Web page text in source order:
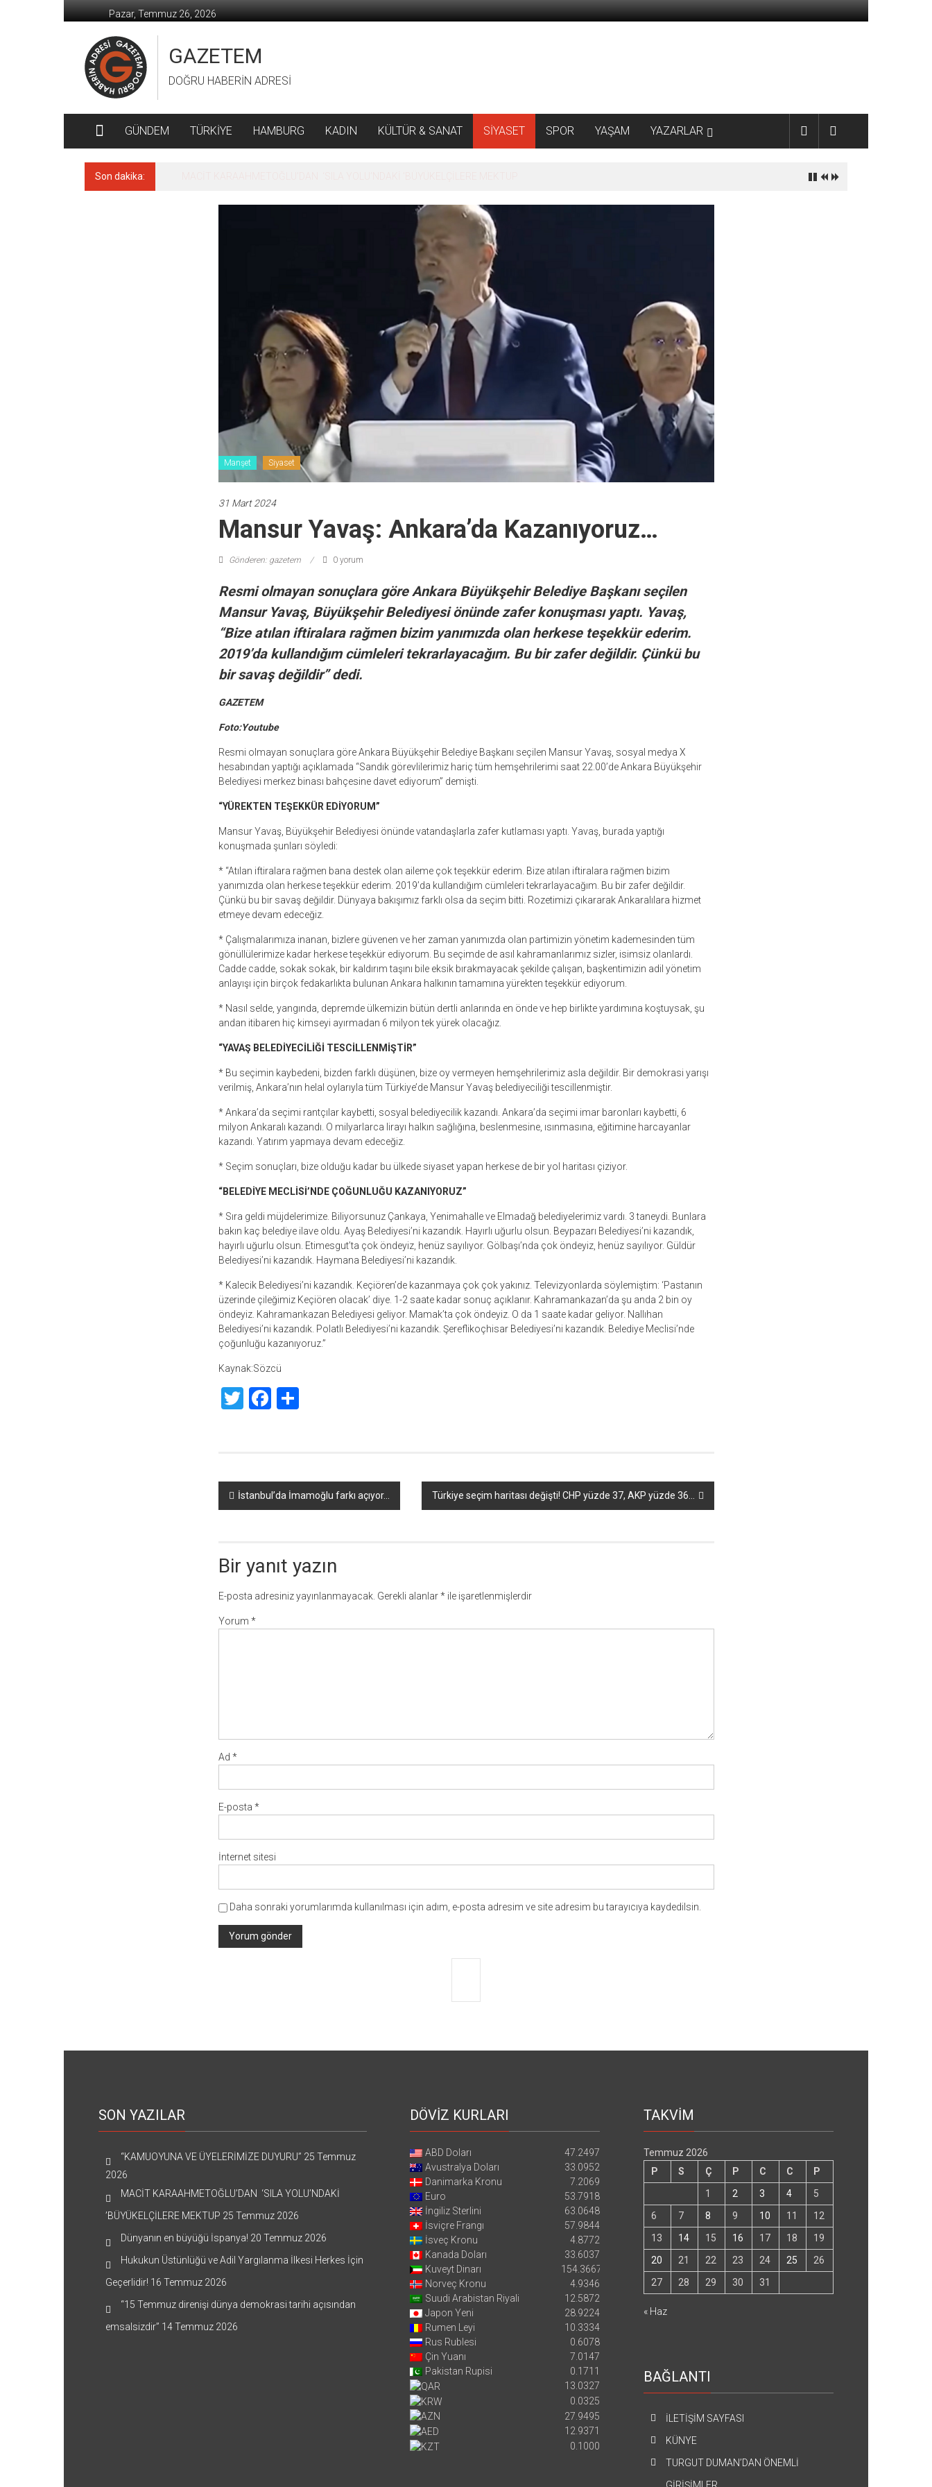
geç
Pazar, Temmuz 26, 2026
GAZETEM
DOĞRU HABERİN ADRESİ
GÜNDEM TÜRKİYE HAMBURG KADIN KÜLTÜR & SANAT SİYASET SPOR YAŞAM YAZARLAR
Son dakika:
Manşet Siyaset
31 Mart 2024
Mansur Yavaş: Ankara’da Kazanıyoruz…
Gönderen: gazetem 0 yorum
Resmi olmayan sonuçlara göre Ankara Büyükşehir Belediye Başkanı seçilen
Mansur Yavaş, Büyükşehir Belediyesi önünde zafer konuşması yaptı. Yavaş,
“Bize atılan iftiralara rağmen bizim yanımızda olan herkese teşekkür ederim.
2019’da kullandığım cümleleri tekrarlayacağım. Bu bir zafer değildir. Çünkü bu
bir savaş değildir” dedi.
GAZETEM
Foto:Youtube
Resmi olmayan sonuçlara göre Ankara Büyükşehir Belediye Başkanı seçilen Mansur Yavaş, sosyal medya X
hesabından yaptığı açıklamada “Sandık görevlilerimiz hariç tüm hemşehrilerimi saat 22.00’de Ankara Büyükşehir
Belediyesi merkez binası bahçesine davet ediyorum” demişti.
“YÜREKTEN TEŞEKKÜR EDİYORUM”
Mansur Yavaş, Büyükşehir Belediyesi önünde vatandaşlarla zafer kutlaması yaptı. Yavaş, burada yaptığı
konuşmada şunları söyledi:
* “Atılan iftiralara rağmen bana destek olan aileme çok teşekkür ederim. Bize atılan iftiralara rağmen bizim
yanımızda olan herkese teşekkür ederim. 2019’da kullandığım cümleleri tekrarlayacağım. Bu bir zafer değildir.
Çünkü bu bir savaş değildir. Dünyaya bakışımız farklı olsa da seçim bitti. Rozetimizi çıkararak Ankaralılara hizmet
etmeye devam edeceğiz.
* Çalışmalarımıza inanan, bizlere güvenen ve her zaman yanımızda olan partimizin yönetim kademesinden tüm
gönüllülerimize kadar herkese teşekkür ediyorum. Bu seçimde de asıl kahramanlarımız sizler, isimsiz olanlardı.
Cadde cadde, sokak sokak, bir kaldırım taşını bile eksik bırakmayacak şekilde çalışan, başkentimizin adil yönetim
anlayışı için birçok fedakarlıkta bulunan Ankara halkının tamamına yürekten teşekkür ediyorum.
* Nasıl selde, yangında, depremde ülkemizin bütün dertli anlarında en önde ve hep birlikte yardımına koştuysak, şu
andan itibaren hiç kimseyi ayırmadan 6 milyon tek yürek olacağız.
“YAVAŞ BELEDİYECİLİĞİ TESCİLLENMİŞTİR”
* Bu seçimin kaybedeni, bizden farklı düşünen, bize oy vermeyen hemşehrilerimiz asla değildir. Bir demokrasi yarışı
verilmiş, Ankara’nın helal oylarıyla tüm Türkiye’de Mansur Yavaş belediyeciliği tescillenmiştir.
* Ankara’da seçimi rantçılar kaybetti, sosyal belediyecilik kazandı. Ankara’da seçimi imar baronları kaybetti, 6
milyon Ankaralı kazandı. O milyarlarca lirayı halkın sağlığına, beslenmesine, ısınmasına, eğitimine harcayanlar
kazandı. Yatırım yapmaya devam edeceğiz.
* Seçim sonuçları, bize olduğu kadar bu ülkede siyaset yapan herkese de bir yol haritası çiziyor.
“BELEDİYE MECLİSİ’NDE ÇOĞUNLUĞU KAZANIYORUZ”
* Sıra geldi müjdelerimize. Biliyorsunuz Çankaya, Yenimahalle ve Elmadağ belediyelerimiz vardı. 3 taneydi. Bunlara
bakın kaç belediye ilave oldu. Ayaş Belediyesi’ni kazandık. Hayırlı uğurlu olsun. Beypazarı Belediyesi’ni kazandık,
hayırlı uğurlu olsun. Etimesgut’ta çok öndeyiz, henüz sayılıyor. Gölbaşı’nda çok öndeyiz, henüz sayılıyor. Güldür
Belediyesi’ni kazandık. Haymana Belediyesi’ni kazandık.
* Kalecik Belediyesi’ni kazandık. Keçiören’de kazanmaya çok çok yakınız. Televizyonlarda söylemiştim: ‘Pastanın
üzerinde çileğimiz Keçiören olacak’ diye. 1-2 saate kadar sonuç açıklanır. Kahramankazan’da şu anda 2 bin oy
öndeyiz. Kahramankazan Belediyesi geliyor. Mamak’ta çok öndeyiz. O da 1 saate kadar geliyor. Nallıhan
Belediyesi’ni kazandık. Polatlı Belediyesi’ni kazandık. Şereflikoçhisar Belediyesi’ni kazandık. Belediye Meclisi’nde
çoğunluğu kazanıyoruz.”
Kaynak:Sözcü
TwitterFacebook
Share
Yazı
dolaşımı
İstanbul’da İmamoğlu farkı açıyor… Türkiye seçim haritası değişti! CHP yüzde 37, AKP yüzde 36…
Bir yanıt yazın
E-posta adresiniz yayınlanmayacak. Gerekli alanlar*ile işaretlenmişlerdir
Yorum *
Ad *
E-posta *
İnternet sitesi
Daha sonraki yorumlarımda kullanılması için adım, e-posta adresim ve site adresim bu tarayıcıya kaydedilsin.
SON YAZILAR
“KAMUOYUNA VE ÜYELERİMİZE DUYURU” 25 Temmuz
2026
MACİT KARAAHMETOĞLU’DAN ‘SILA YOLU’NDAKİ
’BÜYÜKELÇİLERE MEKTUP 25 Temmuz 2026
Dünyanın en büyüğü İspanya! 20 Temmuz 2026
Hukukun Üstünlüğü ve Adil Yargılanma İlkesi Herkes İçin
Geçerlidir! 16 Temmuz 2026
“15 Temmuz direnişi dünya demokrasi tarihi açısından
emsalsizdir” 14 Temmuz 2026
DÖVİZ KURLARI
ABD Doları
47.2497
Avustralya Doları
33.0952
Danimarka Kronu
7.2069
Euro
53.7918
İngiliz Sterlini
63.0648
İsviçre Frangı
57.9844
İsveç Kronu
4.8772
Kanada Doları
33.6037
Kuveyt Dinarı
154.3667
Norveç Kronu
4.9346
Suudi Arabistan Riyali
12.5872
Japon Yeni
28.9224
Rumen Leyi
10.3334
Rus Rublesi
0.6078
Çin Yuanı
7.0147
Pakistan Rupisi
0.1711
13.0327
0.0325
27.9495
12.9371
0.1000
TAKVİM
Temmuz 2026
P
S Ç P C C
P
1
2 3 4
5
6
7 8 9 10 11
12
13
14 15 16 17 18
19
20
21 22 23 24 25
26
27
28 29 30 31
« Haz
BAĞLANTI
İLETİŞİM SAYFASI
KÜNYE
TURGUT DUMAN’DAN ÖNEMLİ